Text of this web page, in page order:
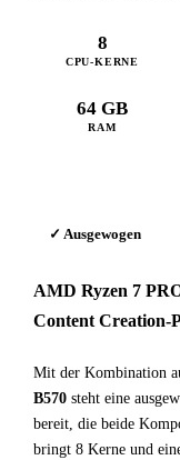
8
CPU-KERNE
64 GB
RAM
✓ Ausgewogen
AMD Ryzen 7
Content Creation-
Mit der Kombination
B570 steht eine
bereit, die beide
bringt 8 Kerne und